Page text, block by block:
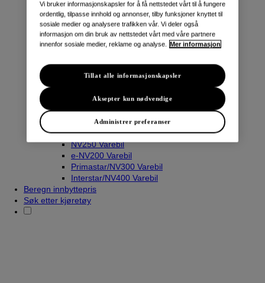
Navara
Townstar Varebil
Townstar El-Varebil
NV250 Varebil
e-NV200 Varebil
Primastar/NV300 Varebil
Interstar/NV400 Varebil
Beregn innbyttepris
Søk etter kjøretøy
Vi bruker informasjonskapsler for å få nettstedet vårt til å fungere
ordentlig, tilpasse innhold og annonser, tilby funksjoner knyttet til
sosiale medier og analysere trafikken vår. Vi deler også
informasjon om din bruk av nettstedet vårt med våre partnere
innenfor sosiale medier, reklame og analyse. Mer informasjon
Administrer preferanser
Aksepter kun nødvendige
Tillat alle informasjonskapsler